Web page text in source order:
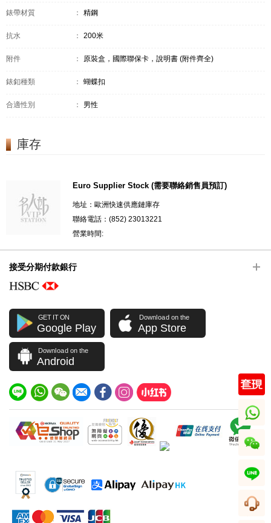
錶帶材質 ： 精鋼
抗水 ： 200米
附件 ： 原裝盒，國際聯保卡，說明書 (附件齊全)
錶釦種類 ： 蝴蝶扣
合適性別 ： 男性
庫存
Euro Supplier Stock (需要聯絡銷售員預訂)
地址：歐洲快速供應鏈庫存
聯絡電話：(852) 23013221
營業時間:
接受分期付款銀行
GET IT ON
Google Play
Download on the
App Store
Download on the
Android